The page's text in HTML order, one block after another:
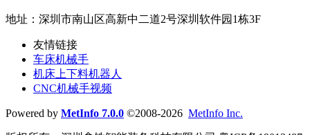
地址：深圳市南山区高新中二道2号深圳软件园1栋3F
友情链接
车床机械手
机床上下料机器人
CNC机械手视频
Powered by MetInfo 7.0.0 ©2008-2026 MetInfo Inc.